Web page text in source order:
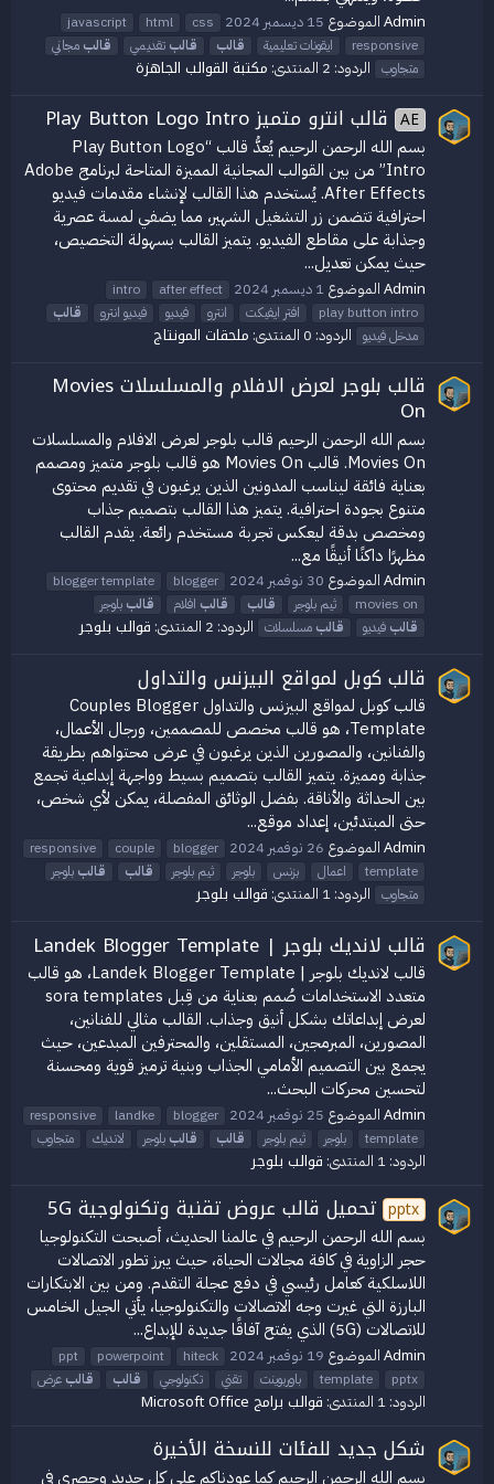
Admin الموضوع 15 ديسمبر 2024 css
html
javascript
responsive
ايقونات تعليمية قالب قالب تقديمي قالب مجاني
متجاوب
الردود: 2 المنتدى: مكتبة القوالب الجاهزة
AE قالب انترو متميز Play Button Logo Intro
بسم الله الرحمن الرحيم يُعدُّ قالب “Play Button Logo
Intro” من بين القوالب المجانية المميزة المتاحة لبرنامج Adobe
After Effects. يُستخدم هذا القالب لإنشاء مقدمات فيديو
احترافية تتضمن زر التشغيل الشهير، مما يضفي لمسة عصرية
وجذابة على مقاطع الفيديو. يتميز القالب بسهولة التخصيص،
حيث يمكن تعديل...
Admin الموضوع 1 ديسمبر 2024 after effect
intro
play button intro
افتر ايفيكت انترو فيديو فيديو انترو
قالب
مدخل فيديو
الردود: 0 المنتدى: ملحقات المونتاج
قالب بلوجر لعرض الافلام والمسلسلات Movies
On
بسم الله الرحمن الرحيم قالب بلوجر لعرض الافلام والمسلسلات
Movies On. قالب Movies On هو قالب بلوجر متميز ومصمم
بعناية فائقة ليناسب المدونين الذين يرغبون في تقديم محتوى
متنوع بجودة احترافية. يتميز هذا القالب بتصميم جذاب
ومخصص بدقة ليعكس تجربة مستخدم رائعة. يقدم القالب
مظهرًا داكنًا أنيقًا مع...
Admin الموضوع 30 نوفمبر 2024 blogger
blogger template
movies on
ثيم بلوجر قالب قالب افلام قالب بلوجر
قالب فيديو قالب مسلسلات الردود: 2 المنتدى: قوالب بلوجر
قالب كوبل لمواقع البيزنس والتداول
قالب كوبل لمواقع البيزنس والتداول Couples Blogger
Template، هو قالب مخصص للمصممين، ورجال الأعمال،
والفنانين، والمصورين الذين يرغبون في عرض محتواهم بطريقة
جذابة ومميزة. يتميز القالب بتصميم بسيط وواجهة إبداعية تجمع
بين الحداثة والأناقة. بفضل الوثائق المفصلة، يمكن لأي شخص،
حتى المبتدئين، إعداد موقع...
Admin الموضوع 26 نوفمبر 2024 blogger
couple
responsive
template
اعمال بزنس بلوجر ثيم بلوجر قالب قالب بلوجر
متجاوب
الردود: 1 المنتدى: قوالب بلوجر
قالب لانديك بلوجر | Landek Blogger Template
قالب لانديك بلوجر | Landek Blogger Template، هو قالب
متعدد الاستخدامات صُمم بعناية من قِبل sora templates
لعرض إبداعاتك بشكل أنيق وجذاب. القالب مثالي للفنانين،
المصورين، المبرمجين، المستقلين، والمحترفين المبدعين، حيث
يجمع بين التصميم الأمامي الجذاب وبنية ترميز قوية ومحسنة
لتحسين محركات البحث...
Admin الموضوع 25 نوفمبر 2024 blogger
landke
responsive
template
بلوجر ثيم بلوجر قالب قالب بلوجر لانديك متجاوب
الردود: 1 المنتدى: قوالب بلوجر
pptx تحميل قالب عروض تقنية وتكنولوجية 5G
بسم الله الرحمن الرحيم في عالمنا الحديث، أصبحت التكنولوجيا
حجر الزاوية في كافة مجالات الحياة، حيث يبرز تطور الاتصالات
اللاسلكية كعامل رئيسي في دفع عجلة التقدم. ومن بين الابتكارات
البارزة التي غيرت وجه الاتصالات والتكنولوجيا، يأتي الجيل الخامس
للاتصالات (5G) الذي يفتح آفاقًا جديدة للإبداع...
Admin الموضوع 19 نوفمبر 2024 hiteck
powerpoint
ppt
pptx
template باوربوينت تقني تكنولوجي قالب قالب عرض
الردود: 1 المنتدى: قوالب برامج Microsoft Office
شكل جديد للفئات للنسخة الأخيرة
بسم الله الرحمن الرحيم كما عودناكم على كل جديد وحصري في